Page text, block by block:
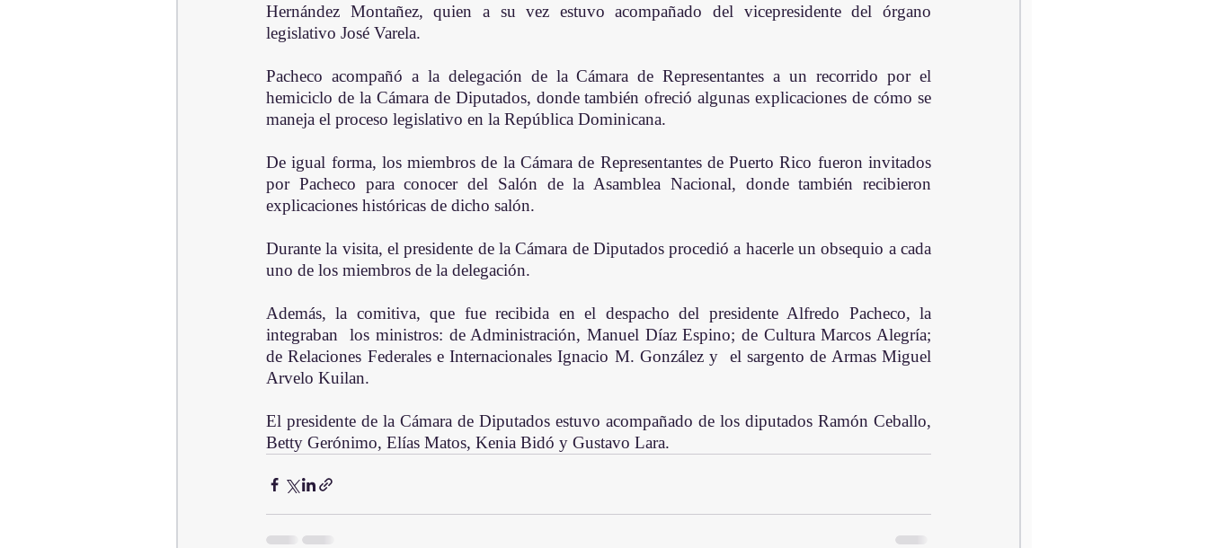
Hernández Montañez, quien a su vez estuvo acompañado del vicepresidente del órgano
legislativo José Varela.
Pacheco acompañó a la delegación de la Cámara de Representantes a un recorrido por el
hemiciclo de la Cámara de Diputados, donde también ofreció algunas explicaciones de cómo se
maneja el proceso legislativo en la República Dominicana.
De igual forma, los miembros de la Cámara de Representantes de Puerto Rico fueron invitados
por Pacheco para conocer del Salón de la Asamblea Nacional, donde también recibieron
explicaciones históricas de dicho salón.
Durante la visita, el presidente de la Cámara de Diputados procedió a hacerle un obsequio a cada
uno de los miembros de la delegación.
Además, la comitiva, que fue recibida en el despacho del presidente Alfredo Pacheco, la
integraban  los ministros: de Administración, Manuel Díaz Espino; de Cultura Marcos Alegría;
de Relaciones Federales e Internacionales Ignacio M. González y  el sargento de Armas Miguel
Arvelo Kuilan.
El presidente de la Cámara de Diputados estuvo acompañado de los diputados Ramón Ceballo,
Betty Gerónimo, Elías Matos, Kenia Bidó y Gustavo Lara.